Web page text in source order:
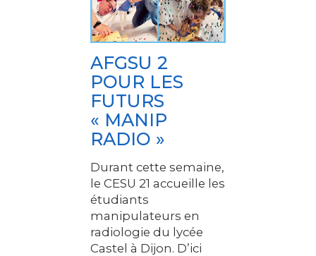
AFGSU 2
POUR LES
FUTURS
« MANIP
RADIO »
Durant cette semaine,
le CESU 21 accueille les
étudiants
manipulateurs en
radiologie du lycée
Castel à Dijon. D’ici